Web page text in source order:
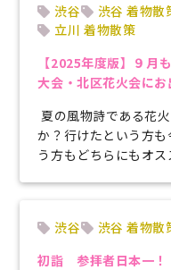
渋谷
渋谷 着物散
立川 着物散策
【2025年度版】９月
大会・北区花火会に
夏の風物詩である花
か？行けたという方
う方もどちらにもオ
渋谷
渋谷 着物散
初詣 参拝者日本一！